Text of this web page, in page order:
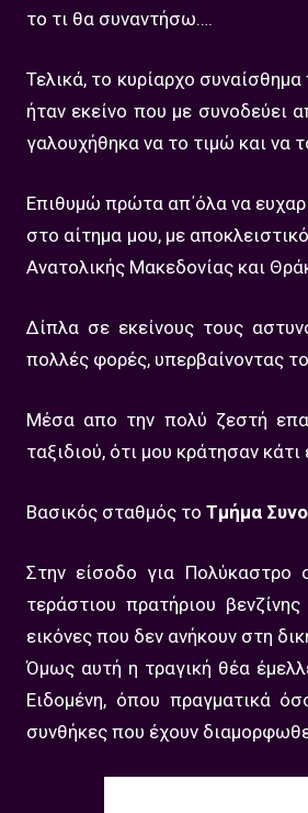
το τι θα συναντήσω….
Τελικά, το κυρίαρχο
ήταν εκείνο που με συνοδεύει
γαλουχήθηκα να το τιμώ και να
Επιθυμώ πρώτα απ΄όλα να
στο αίτημα μου, με
Ανατολικής Μακεδονίας και
Δίπλα σε εκείνους τους
πολλές φορές, υπερβαίνοντας
Μέσα απο την πολύ ζεστή
ταξιδιού, ότι μου κράτησαν
Βασικός σταθμός το Τμήμα
Στην είσοδο για Πολύκαστρο
τεράστιου πρατήριου
εικόνες που δεν ανήκουν στη
Όμως αυτή η τραγική θέα
Ειδομένη, όπου πραγματικά
συνθήκες που έχουν